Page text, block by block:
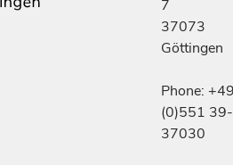
7
37073
Göttingen
Phone:
(0)551 39-
37030